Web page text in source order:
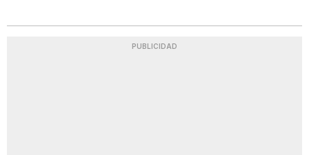
PUBLICIDAD